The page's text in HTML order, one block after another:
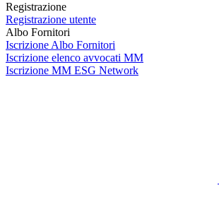
Registrazione
Registrazione utente
Albo Fornitori
Iscrizione Albo Fornitori
Iscrizione elenco avvocati MM
Iscrizione MM ESG Network